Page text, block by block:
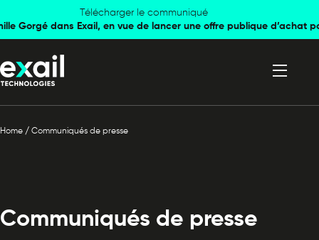
navigation
content
Télécharger le communiqué
Gorgé dans Exail, en vue de lancer une offre publique d’achat
Home / Communiqués de presse
Communiqués de presse